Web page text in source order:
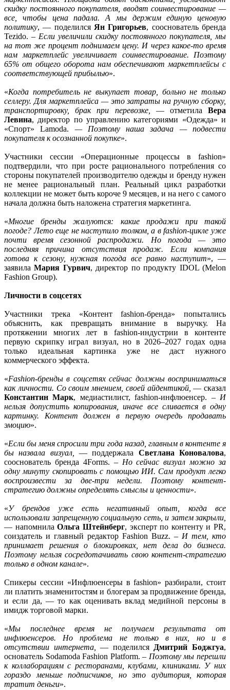
скидку постоянного покупателя, вводят соинвестирование —
все, чтобы цена падала. А мы держим единую ценовую
политику, — поделился Ян Григорьев, сооснователь бренда
Tezido. – Если увеличили скидку постоянного покупателя, мы
на тот же процент поднимаем цену. И через какое-то время
нам маркетплейс увеличивает соинвестирование. Поэтому
65% от общего оборота нам обеспечивают маркетплейсы с
соответствующей прибылью».
«Когда потребитель не выкупает товар, больно не только
селлеру. Для маркетплейса — это затраты на ручную сборку,
транспортировку, брак при перевозке,
— отметила Вера
Левина, директор по управлению категориями «Одежда» и
«Спорт» Lamoda. — Поэтому наша задача — подвести
покупателя к осознанной покупке».
Участники сессии «Операционные процессы в fashion»
подтвердили, что при росте рационального потребления со
стороны покупателей производителю одежды и бренду нужен
не менее рациональный план. Реальный цикл разработки
коллекции не может быть короче 9 месяцев, и на него с самого
начала должна быть наложена стратегия маркетинга.
«Многие бренды жалуются: какие продажи при такой
погоде? Лето еще не наступило толком, а в fashion-цикле уже
почти время сезонной распродажи. Но погода — это
последняя причина отсутствия продаж. Если компания
готова к сезону, нужная погода все равно наступит», —
заявилаМария Гурвич, директор по продукту IDOL (Melon
Fashion Group).
Личности в соцсетях
Участники трека «Контент fashion-бренда» попытались
объяснить, как превращать внимание в выручку. На
протяжении многих лет в fashion-индустрии в контенте
первую скрипку играл визуал, но в 2026–2027 годах одна
только идеальная картинка уже не даст нужного
коммерческого эффекта.
«Fashion-бренды в соцсетях сейчас должны восприниматься
как личности. Со своим мнением, своей айдентикой, — сказал
Константин Марк, медиастилист, fashion-инфлюенсер. – И
нельзя допустить копирования, иначе все сливается в одну
картинку. Контент должен в первую очередь продавать
эмоцию».
«Если бы меня спросили три года назад, главным в контенте я
бы назвала визуал,
— поддержала Светлана Коновалова,
сооснователь бренда 4Forms. – Но сейчас визуал можно за
одну минуту скопировать с помощью ИИ. Сам продукт легко
воспроизвести за две-три недели. Поэтому контент-
стратегию должны определять смыслы и ценности».
«У брендов уже есть негативный опыт, когда все
использовали запрещенную социальную сеть, и затем закрыли,
— напомнилаОльга Штейнберг, эксперт по контенту и PR,
соиздатель и главный редактор Fashion Buzz. – И тем, кто
принимает решения о блокировках, нет дела до бизнеса.
Поэтому нельзя сосредотачивать свою контент-стратегию
только в одном канале».
Спикеры сессии «Инфлюенсеры в fashion» разбирали, стоит
ли платить знаменитостям и блогерам за продвижение бренда,
и если да, — то как оценивать вклад медийной персоны в
имидж торговой марки.
«Мы последнее время не получаем результата от
инфлюенсеров. Но проблема не только в них, но и в
отсутствии интернета,
— поделился Дмитрий Боджгуа,
основатель Sodamoda Fashion Platform. – Поэтому мы перешли
к коллаборациям с ресторанами, клубами, клиниками. У них
гораздо меньше подписчиков, но это аудитория, которая
тратит деньги».